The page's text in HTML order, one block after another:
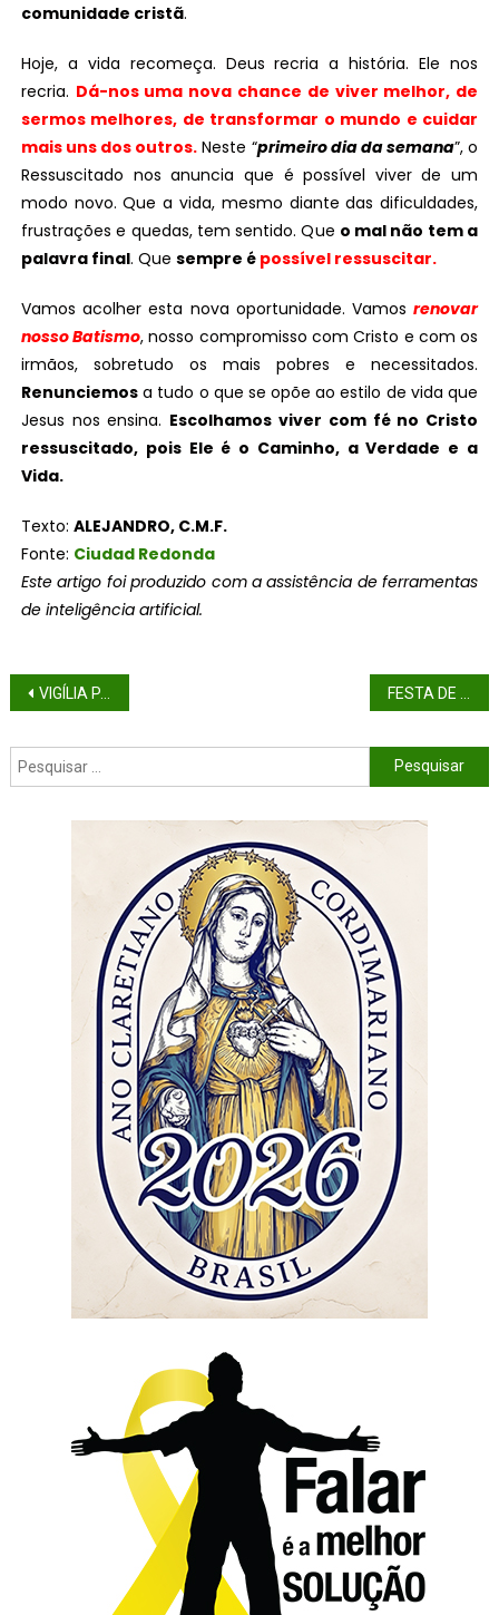
comunidade cristã.
Hoje, a vida recomeça. Deus recria a história. Ele nos
recria. Dá-nos uma nova chance de viver melhor, de
sermos melhores, de transformar o mundo e cuidar
mais uns dos outros. Neste “primeiro dia da semana”, o
Ressuscitado nos anuncia que é possível viver de um
modo novo. Que a vida, mesmo diante das dificuldades,
frustrações e quedas, tem sentido. Que o mal não tem a
palavra final. Que sempre épossível ressuscitar.
Vamos acolher esta nova oportunidade. Vamosrenovar
nosso Batismo, nosso compromisso com Cristo e com os
irmãos, sobretudo os mais pobres e necessitados.
Renunciemosa tudo o que se opõe ao estilo de vida que
Jesus nos ensina. Escolhamos viver com fé no Cristo
ressuscitado, pois Ele é o Caminho, a Verdade e a
Vida.
Texto: ALEJANDRO, C.M.F.
Fonte: Ciudad Redonda
Este artigo foi produzido com a assistência de ferramentas
de inteligência artificial.
VIGÍLIA PASCAL NA NOITE SANTA (ANO C) se